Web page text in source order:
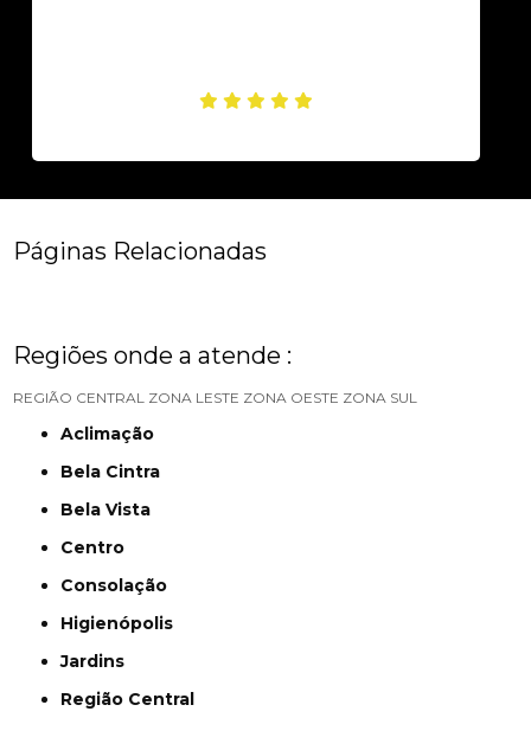
Páginas Relacionadas
Regiões onde a atende :
REGIÃO CENTRAL ZONA LESTE ZONA OESTE ZONA SUL
Aclimação
Bela Cintra
Bela Vista
Centro
Consolação
Higienópolis
Jardins
Região Central